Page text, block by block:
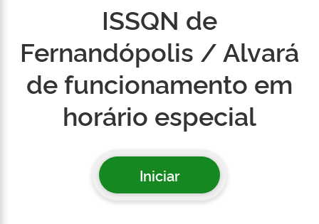
ISSQN de
Fernandópolis / Alvará
de funcionamento em
horário especial
Iniciar